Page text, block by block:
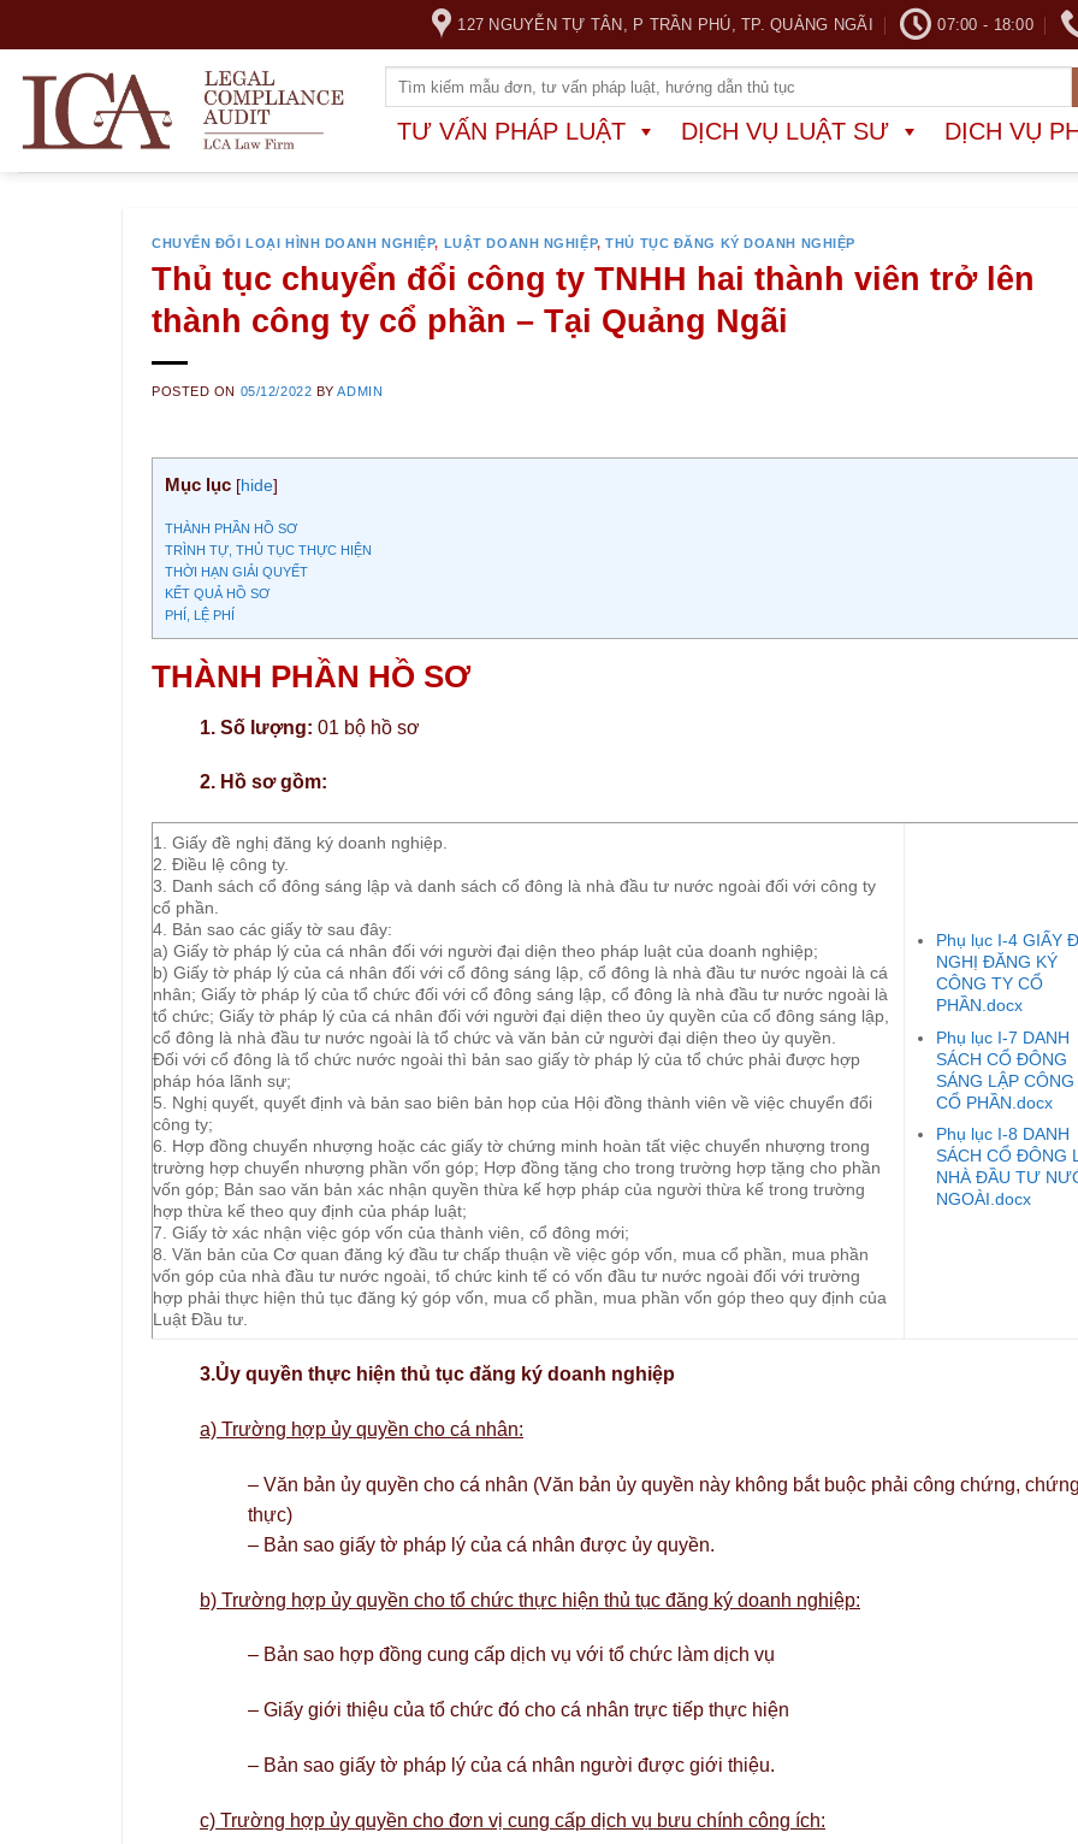
content
127 NGUYỄN TỰ TÂN, P TRẦN PHÚ, TP. QUẢNG NGÃI 07:00 - 18:00
TƯ VẤN PHÁP LUẬT DỊCH VỤ LUẬT SƯ DỊCH VỤ
CHUYỂN ĐỔI LOẠI HÌNH DOANH NGHIỆP, LUẬT DOANH NGHIỆP,THỦ TỤC ĐĂNG KÝ DOANH NGHIỆP
Thủ tục chuyển đổi công ty TNHH hai thành viên trở lên
thành công ty cổ phần – Tại Quảng Ngãi
POSTED ON 05/12/2022 BYADMIN
Mục lục [hide]
THÀNH PHẦN HỒ SƠ
TRÌNH TỰ, THỦ TỤC THỰC HIỆN
THỜI HẠN GIẢI QUYẾT
KẾT QUẢ HỒ SƠ
PHÍ, LỆ PHÍ
THÀNH PHẦN HỒ SƠ
1. Số lượng: 01 bộ hồ sơ
2. Hồ sơ gồm:
1. Giấy đề nghị đăng ký doanh nghiệp.
2. Điều lệ công ty.
3. Danh sách cổ đông sáng lập và danh sách cổ đông là nhà đầu tư nước ngoài đối với công ty
cổ phần.
4. Bản sao các giấy tờ sau đây:
a) Giấy tờ pháp lý của cá nhân đối với người đại diện theo pháp luật của doanh nghiệp;
b) Giấy tờ pháp lý của cá nhân đối với cổ đông sáng lập, cổ đông là nhà đầu tư nước ngoài là cá
nhân; Giấy tờ pháp lý của tổ chức đối với cổ đông sáng lập, cổ đông là nhà đầu tư nước ngoài là
tổ chức; Giấy tờ pháp lý của cá nhân đối với người đại diện theo ủy quyền của cổ đông sáng lập,
cổ đông là nhà đầu tư nước ngoài là tổ chức và văn bản cử người đại diện theo ủy quyền.
Đối với cổ đông là tổ chức nước ngoài thì bản sao giấy tờ pháp lý của tổ chức phải được hợp
pháp hóa lãnh sự;
5. Nghị quyết, quyết định và bản sao biên bản họp của Hội đồng thành viên về việc chuyển đổi
công ty;
6. Hợp đồng chuyển nhượng hoặc các giấy tờ chứng minh hoàn tất việc chuyển nhượng trong
trường hợp chuyển nhượng phần vốn góp; Hợp đồng tặng cho trong trường hợp tặng cho phần
vốn góp; Bản sao văn bản xác nhận quyền thừa kế hợp pháp của người thừa kế trong trường
hợp thừa kế theo quy định của pháp luật;
7. Giấy tờ xác nhận việc góp vốn của thành viên, cổ đông mới;
8. Văn bản của Cơ quan đăng ký đầu tư chấp thuận về việc góp vốn, mua cổ phần, mua phần
vốn góp của nhà đầu tư nước ngoài, tổ chức kinh tế có vốn đầu tư nước ngoài đối với trường
hợp phải thực hiện thủ tục đăng ký góp vốn, mua cổ phần, mua phần vốn góp theo quy định của
Luật Đầu tư.
Phụ lục I-4 GIẤY
NGHỊ ĐĂNG KÝ
CÔNG TY CỔ
PHẦN.docx
Phụ lục I-7 DANH
SÁCH CỔ ĐÔNG
SÁNG LẬP CÔNG
CỔ PHẦN.docx
Phụ lục I-8 DANH
SÁCH CỔ ĐÔNG
NHÀ ĐẦU TƯ
NGOÀI.docx
3.Ủy quyền thực hiện thủ tục đăng ký doanh nghiệp
a) Trường hợp ủy quyền cho cá nhân:
– Văn bản ủy quyền cho cá nhân (Văn bản ủy quyền này không bắt buộc phải công chứng,
thực)
– Bản sao giấy tờ pháp lý của cá nhân được ủy quyền.
b) Trường hợp ủy quyền cho tổ chức thực hiện thủ tục đăng ký doanh nghiệp:
– Bản sao hợp đồng cung cấp dịch vụ với tổ chức làm dịch vụ
– Giấy giới thiệu của tổ chức đó cho cá nhân trực tiếp thực hiện
– Bản sao giấy tờ pháp lý của cá nhân người được giới thiệu.
c) Trường hợp ủy quyền cho đơn vị cung cấp dịch vụ bưu chính công ích: